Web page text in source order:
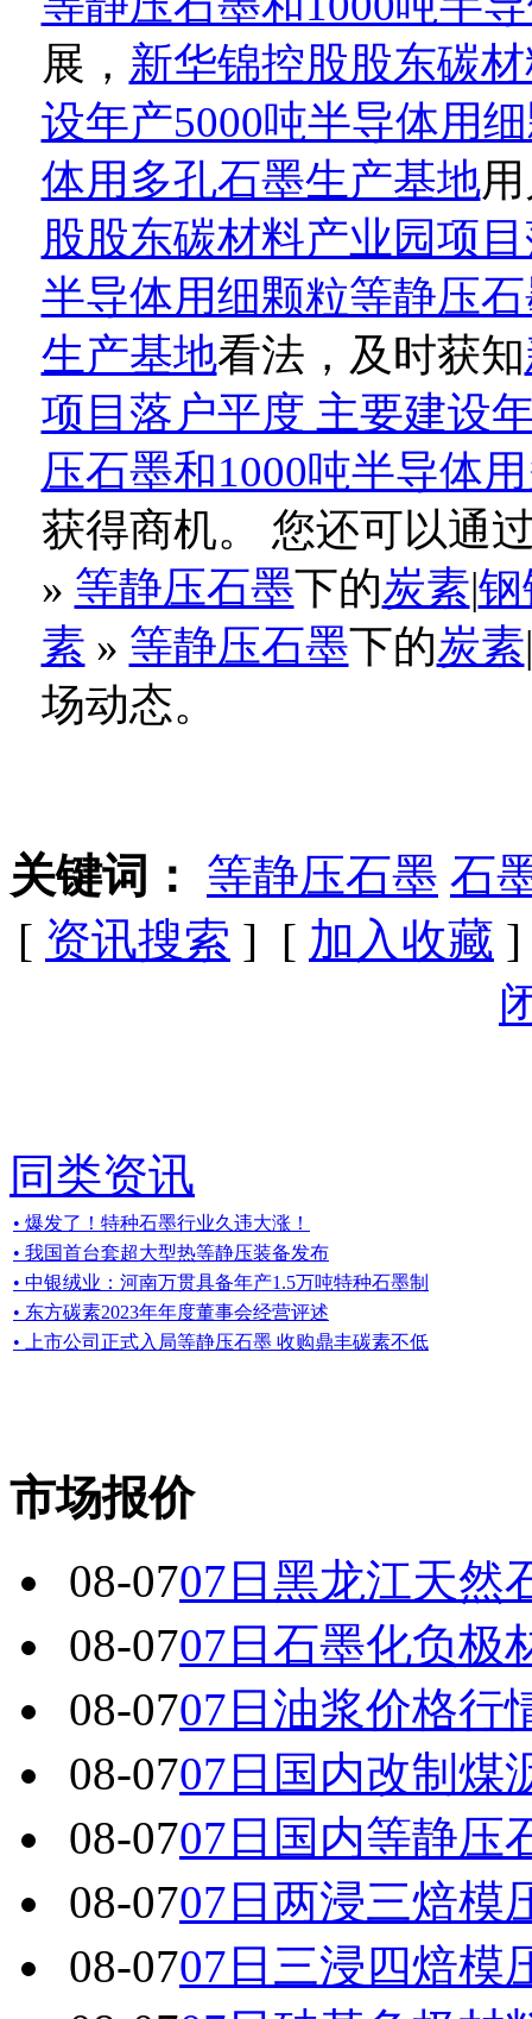
展， 新华锦控股股东碳
设年产5000吨半导体用
体用多孔石墨生产基地
股股东碳材料产业园项
半导体用细颗粒等静压
生产基地看法，及时获知
项目落户平度 主要建设
压石墨和1000吨半导体
获得商机。 您还可以通
» 等静压石墨下的炭素|钢
素 » 等静压石墨下的炭素|
场动态。
关键词： 等静压石墨 石
[ 资讯搜索 ] [ 加入收藏
同类资讯
• 爆发了！特种石墨行业久违大涨！
• 我国首台套超大型热等静压装备发布
• 中银绒业：河南万贯具备年产1.5万吨特种石墨制
• 东方碳素2023年年度董事会经营评述
• 上市公司正式入局等静压石墨 收购鼎丰碳素不低
市场报价
08-0707日黑龙江天然
08-0707日石墨化负极
08-0707日油浆价格行
08-0707日国内改制煤
08-0707日国内 等静压
08-0707日两浸三焙模
08-0707日三浸四焙模